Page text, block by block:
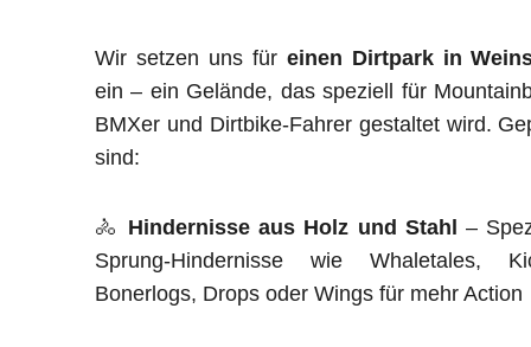
Wir setzen uns für einen Dirtpark in
ein – ein Gelände, das speziell für
BMXer und Dirtbike-Fahrer gestaltet wird.
sind:
🚴 Hindernisse aus Holz und Stahl
–
Sprung-Hindernisse wie Whaletales,
Bonerlogs, Drops oder Wings für mehr Action